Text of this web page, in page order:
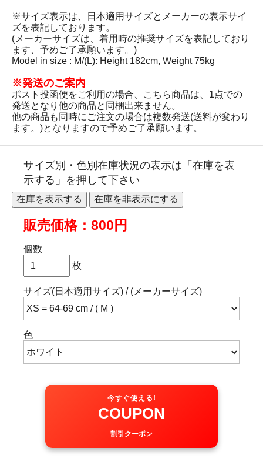
※サイズ表示は、日本適用サイズとメーカーの表示サイ
ズを表記しております。
(メーカーサイズは、着用時の推奨サイズを表記しており
ます、予めご了承願います。)
Model in size : M/(L): Height 182cm, Weight 75kg
※発送のご案内
ポスト投函便をご利用の場合、こちら商品は、1点での
発送となり他の商品と同梱出来ません。
他の商品も同時にご注文の場合は複数発送(送料が変わり
ます。)となりますので予めご了承願います。
サイズ別・色別在庫状況の表示は「在庫を表
示する」を押して下さい
販売価格：800円
個数
枚
サイズ(日本適用サイズ) / (メーカーサイズ)
色
今すぐ使える!
COUPON
割引クーポン